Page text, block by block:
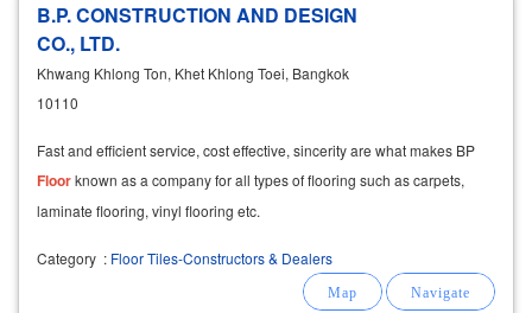
B.P. CONSTRUCTION AND DESIGN
CO., LTD.
Khwang Khlong Ton, Khet Khlong Toei, Bangkok
10110
Fast and efficient service, cost effective, sincerity are what makes BP
Floorknown as a company for all types of flooring such as carpets,
laminate flooring, vinyl flooring etc.
Category : Floor Tiles-Constructors & Dealers